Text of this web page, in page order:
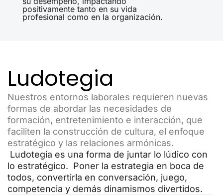
positivamente tanto en su vida
profesional como en la organización.
Ludotegia
Nuestros entornos laborales requieren nuevas
formas de abordar las necesidades de
formación, entretenimiento e interacción, que
faciliten la construcción de cultura, el enfoque
estratégico y las relaciones armónicas.
Ludotegia es una forma de juntar lo lúdico con
lo estratégico. Poner la estrategia en boca de
todos, convertirla en conversación, juego,
competencia y demás dinamismos divertidos.